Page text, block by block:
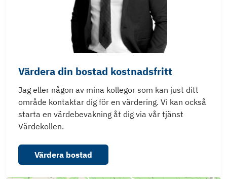
Värdera din bostad kostnadsfritt
Jag eller någon av mina kollegor som kan just ditt
område kontaktar dig för en värdering. Vi kan också
starta en värdebevakning åt dig via vår tjänst
Värdekollen.
Värdera bostad